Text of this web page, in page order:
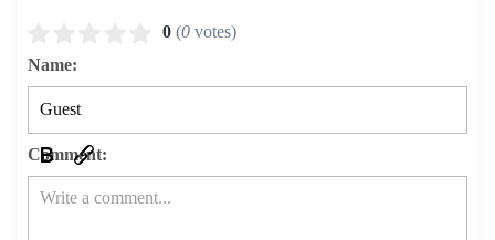
0 (0 votes)
Name:
Comment: